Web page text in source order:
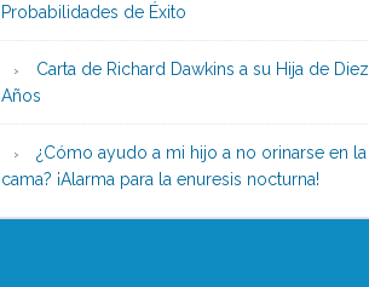
Probabilidades de Éxito
Carta de Richard Dawkins a su Hija de Diez
Años
¿Cómo ayudo a mi hijo a no orinarse en la
cama? ¡Alarma para la enuresis nocturna!